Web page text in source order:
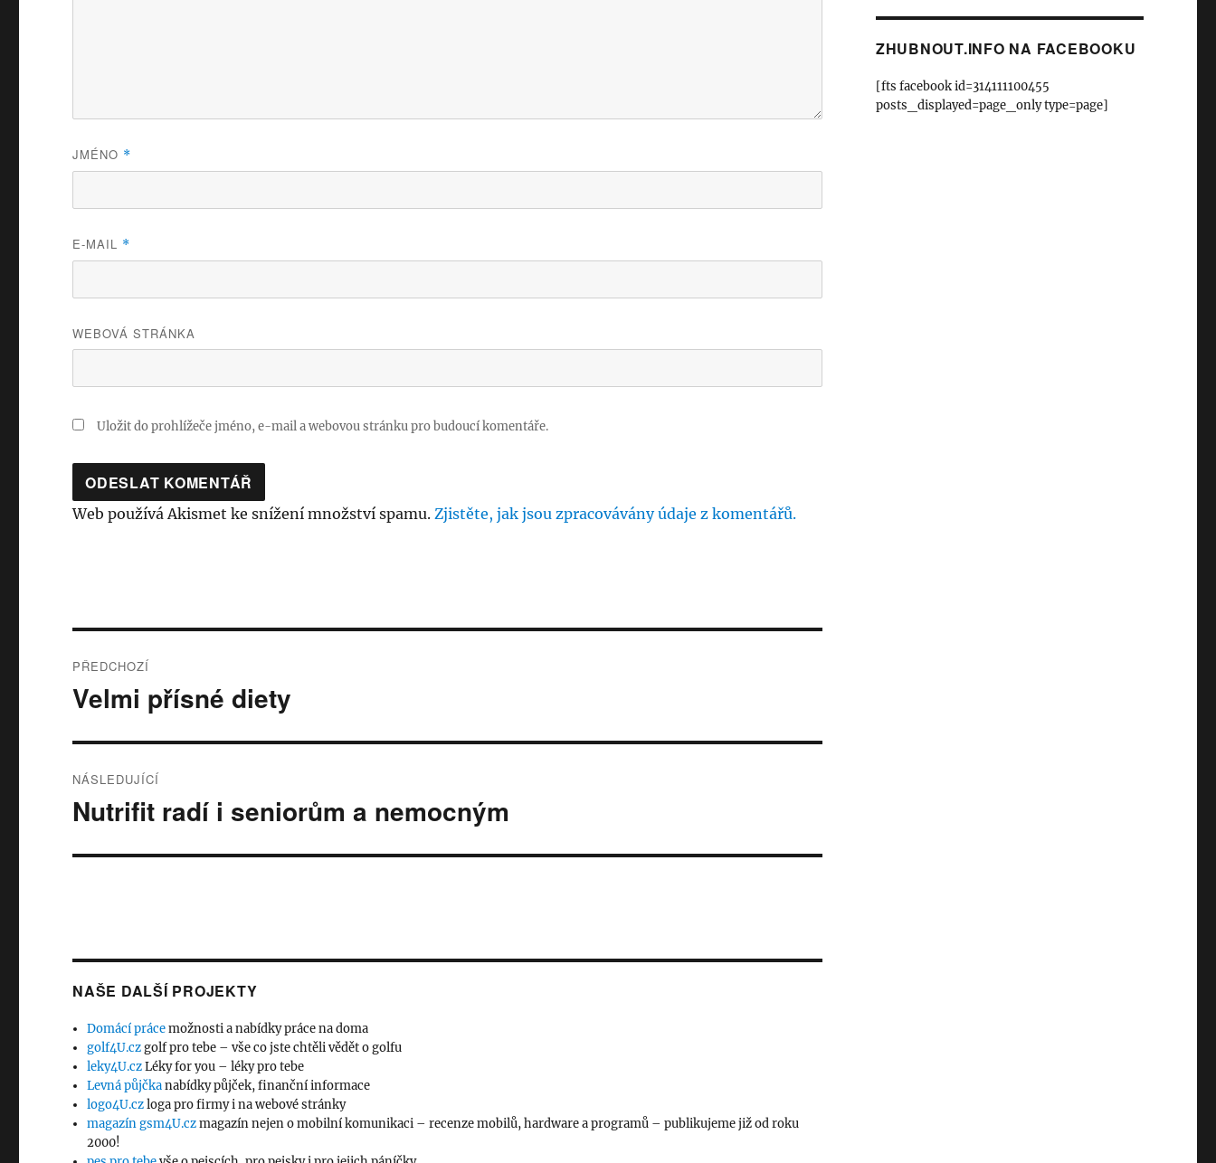
JMÉNO *
E-MAIL *
WEBOVÁ STRÁNKA
Uložit do prohlížeče jméno, e-mail a webovou stránku pro budoucí komentáře.
Web používá Akismet ke snížení množství spamu.Zjistěte, jak jsou zpracovávány údaje z komentářů.
pro
PŘEDCHOZÍ
Předchozí
Velmi přísné diety
NÁSLEDUJÍCÍ
Následující
Nutrifit radí i seniorům a nemocným
NAŠE DALŠÍ PROJEKTY
Domácí prácemožnosti a nabídky práce na doma
golf4U.czgolf pro tebe – vše co jste chtěli vědět o golfu
leky4U.czLéky for you – léky pro tebe
Levná půjčkanabídky půjček, finanční informace
logo4U.czloga pro firmy i na webové stránky
magazín gsm4U.czmagazín nejen o mobilní komunikaci – recenze mobilů, hardware a programů – publikujeme již od roku
2000!
ZHUBNOUT.INFO NA FACEBOOKU
[fts facebook id=314111100455
posts_displayed=page_only type=page]